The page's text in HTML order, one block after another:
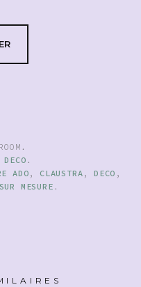
.
:DECO .
ADO, CLAUSTRA ,DECO ,
SUR MESURE .